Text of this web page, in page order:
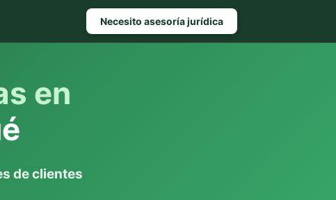
Necesito asesoría jurídica
en
de clientes